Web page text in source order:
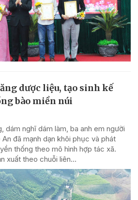
dược liệu, tạo sinh kế
bào miền núi
dám nghĩ dám làm, ba anh em người
đã mạnh dạn khôi phục và phát
thống theo mô hình hợp tác xã.
xuất theo chuỗi liên...